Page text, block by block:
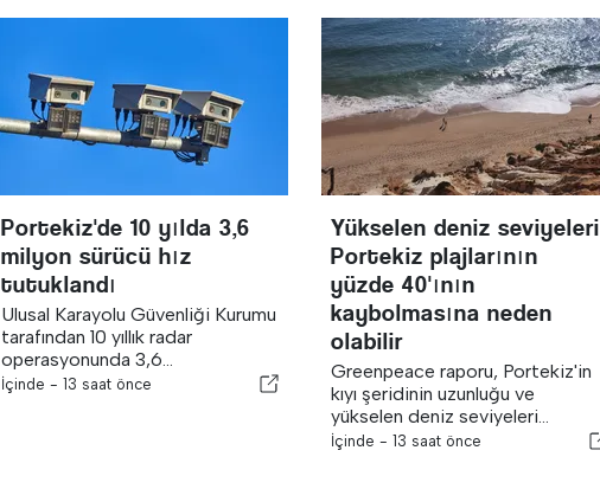
Portekiz'de 10 yılda 3,6
milyon sürücü hız
tutuklandı
Ulusal Karayolu Güvenliği Kurumu
tarafından 10 yıllık radar
operasyonunda 3,6...
İçinde - 13 saat önce
Yükselen deniz seviyeleri
Portekiz plajlarının
yüzde 40'ının
kaybolmasına neden
olabilir
Greenpeace raporu, Portekiz'in
kıyı şeridinin uzunluğu ve
yükselen deniz seviyeleri...
İçinde - 13 saat önce